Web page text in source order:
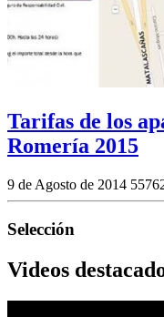
Tarifas de los
Romería 2015
9 de Agosto de 2014
Selección
Videos